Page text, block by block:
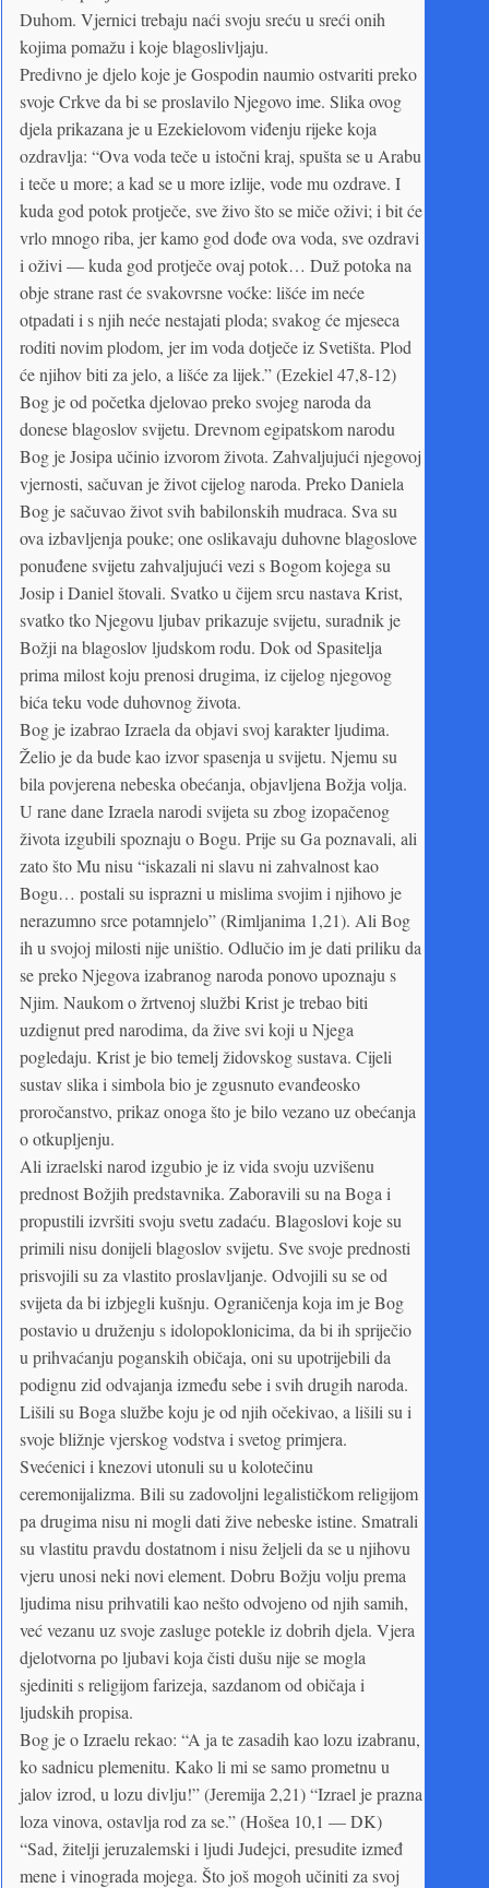
Duhom. Vjernici trebaju naći svoju sreću u sreći onih
kojima pomažu i koje blagoslivljaju.
Predivno je djelo koje je Gospodin naumio ostvariti preko
svoje Crkve da bi se proslavilo Njegovo ime. Slika ovog
djela prikazana je u Ezekielovom viđenju rijeke koja
ozdravlja: “Ova voda teče u istočni kraj, spušta se u Arabu
i teče u more; a kad se u more izlije, vode mu ozdrave. I
kuda god potok protječe, sve živo što se miče oživi; i bit će
vrlo mnogo riba, jer kamo god dođe ova voda, sve ozdravi
i oživi — kuda god protječe ovaj potok… Duž potoka na
obje strane rast će svakovrsne voćke: lišće im neće
otpadati i s njih neće nestajati ploda; svakog će mjeseca
roditi novim plodom, jer im voda dotječe iz Svetišta. Plod
će njihov biti za jelo, a lišće za lijek.” (Ezekiel 47,8-12)
Bog je od početka djelovao preko svojeg naroda da
donese blagoslov svijetu. Drevnom egipatskom narodu
Bog je Josipa učinio izvorom života. Zahvaljujući njegovoj
vjernosti, sačuvan je život cijelog naroda. Preko Daniela
Bog je sačuvao život svih babilonskih mudraca. Sva su
ova izbavljenja pouke; one oslikavaju duhovne blagoslove
ponuđene svijetu zahvaljujući vezi s Bogom kojega su
Josip i Daniel štovali. Svatko u čijem srcu nastava Krist,
svatko tko Njegovu ljubav prikazuje svijetu, suradnik je
Božji na blagoslov ljudskom rodu. Dok od Spasitelja
prima milost koju prenosi drugima, iz cijelog njegovog
bića teku vode duhovnog života.
Bog je izabrao Izraela da objavi svoj karakter ljudima.
Želio je da bude kao izvor spasenja u svijetu. Njemu su
bila povjerena nebeska obećanja, objavljena Božja volja.
U rane dane Izraela narodi svijeta su zbog izopačenog
života izgubili spoznaju o Bogu. Prije su Ga poznavali, ali
zato što Mu nisu “iskazali ni slavu ni zahvalnost kao
Bogu… postali su isprazni u mislima svojim i njihovo je
nerazumno srce potamnjelo” (Rimljanima 1,21). Ali Bog
ih u svojoj milosti nije uništio. Odlučio im je dati priliku da
se preko Njegova izabranog naroda ponovo upoznaju s
Njim. Naukom o žrtvenoj službi Krist je trebao biti
uzdignut pred narodima, da žive svi koji u Njega
pogledaju. Krist je bio temelj židovskog sustava. Cijeli
sustav slika i simbola bio je zgusnuto evanđeosko
proročanstvo, prikaz onoga što je bilo vezano uz obećanja
o otkupljenju.
Ali izraelski narod izgubio je iz vida svoju uzvišenu
prednost Božjih predstavnika. Zaboravili su na Boga i
propustili izvršiti svoju svetu zadaću. Blagoslovi koje su
primili nisu donijeli blagoslov svijetu. Sve svoje prednosti
prisvojili su za vlastito proslavljanje. Odvojili su se od
svijeta da bi izbjegli kušnju. Ograničenja koja im je Bog
postavio u druženju s idolopoklonicima, da bi ih spriječio
u prihvaćanju poganskih običaja, oni su upotrijebili da
podignu zid odvajanja između sebe i svih drugih naroda.
Lišili su Boga službe koju je od njih očekivao, a lišili su i
svoje bližnje vjerskog vodstva i svetog primjera.
Svećenici i knezovi utonuli su u kolotečinu
ceremonijalizma. Bili su zadovoljni legalističkom religijom
pa drugima nisu ni mogli dati žive nebeske istine. Smatrali
su vlastitu pravdu dostatnom i nisu željeli da se u njihovu
vjeru unosi neki novi element. Dobru Božju volju prema
ljudima nisu prihvatili kao nešto odvojeno od njih samih,
već vezanu uz svoje zasluge potekle iz dobrih djela. Vjera
djelotvorna po ljubavi koja čisti dušu nije se mogla
sjediniti s religijom farizeja, sazdanom od običaja i
ljudskih propisa.
Bog je o Izraelu rekao: “A ja te zasadih kao lozu izabranu,
ko sadnicu plemenitu. Kako li mi se samo prometnu u
jalov izrod, u lozu divlju!” (Jeremija 2,21) “Izrael je prazna
loza vinova, ostavlja rod za se.” (Hošea 10,1 — DK)
“Sad, žitelji jeruzalemski i ljudi Judejci, presudite izmeđ
mene i vinograda mojega. Što još mogoh učiniti za svoj